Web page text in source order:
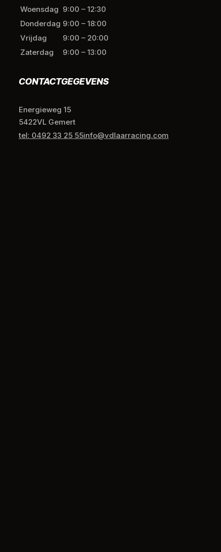
Woensdag 9:00 – 12:30
Donderdag 9:00 – 18:00
Vrijdag
9:00 – 20:00
Zaterdag
9:00 – 13:00
CONTACTGEGEVENS
Energieweg 15
5422VL Gemert
tel: 0492 33 25 55info@vdlaarracing.com